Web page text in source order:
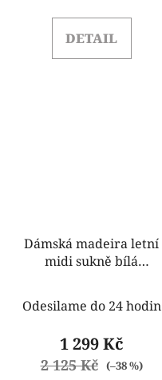
DETAIL
Dámská madeira letní
midi sukně bílá
CFC80103600003
Odesilame do 24 hodin
1 299 Kč
2 125 Kč (–38 %)